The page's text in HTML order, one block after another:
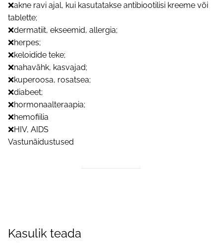
❌akne ravi ajal, kui kasutatakse antibiootilisi kreeme või
tablette;
❌dermatiit, ekseemid, allergia;
❌herpes;
❌keloidide teke;
❌nahavähk, kasvajad;
❌kuperoosa, rosatsea;
❌diabeet;
❌hormonaalteraapia;
❌hemofiilia
❌HIV, AIDS
Vastunäidustused
Kasulik teada